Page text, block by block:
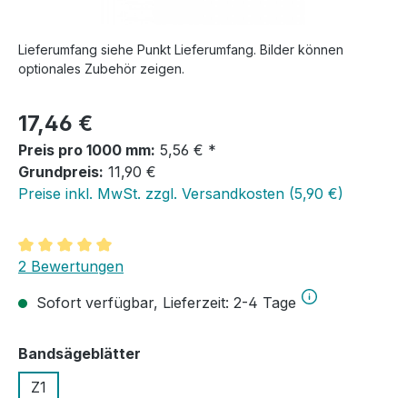
Lieferumfang siehe Punkt Lieferumfang. Bilder können
optionales Zubehör zeigen.
Regulärer Preis:
17,46 €
Preis pro 1000 mm: 5,56 € *
Grundpreis: 11,90 €
Preise inkl. MwSt. zzgl. Versandkosten (5,90 €)
Durchschnittliche Bewertung von 5 von 5 Sternen
2 Bewertungen
Sofort verfügbar, Lieferzeit: 2-4 Tage
Bandsägeblätter
Z1